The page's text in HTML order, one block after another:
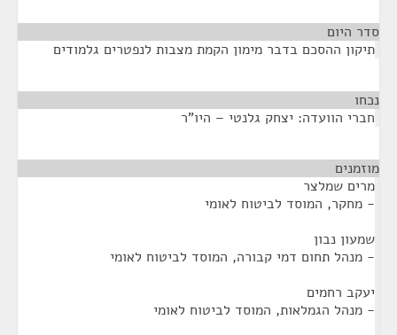
סדר היום
תיקון ההסכם בדבר מימון הקמת מצבות לנפטרים גלמודים
נכחו
חברי הוועדה: יצחק גלנטי – היו"ר
מוזמנים
מרים שמלצר
- מחקר, המוסד לביטוח לאומי
שמעון נבון
- מנהל תחום דמי קבורה, המוסד לביטוח לאומי
יעקב רחמים
- מנהל הגמלאות, המוסד לביטוח לאומי